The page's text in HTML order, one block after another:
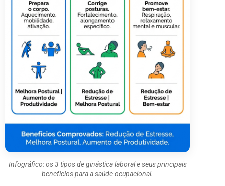
Infográfico: os 3 tipos de ginástica laboral e seus principais
benefícios para a saúde ocupacional.